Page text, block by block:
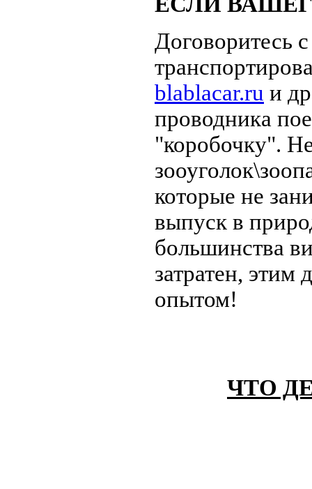
Договоритесь
blablacar.ru и
проводника
"коробочку".
которые не
выпуск в
большинства
затратен, этим
опытом!
ЧТО